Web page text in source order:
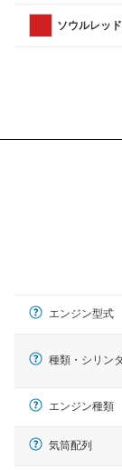
ソウルレッ
エンジン型式
種類・シリン
エンジン種類
気筒配列